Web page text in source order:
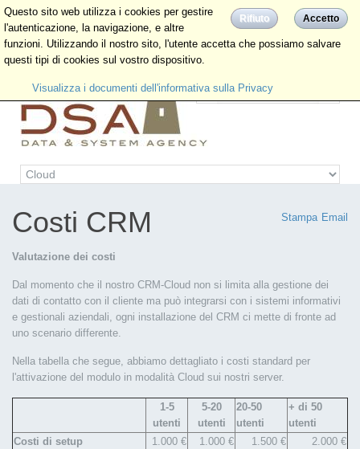
Email
Stampa
Costi CRM
Valutazione dei costi
Dal momento che il nostro CRM-Cloud non si limita alla gestione dei
dati di contatto con il cliente ma può integrarsi con i sistemi informativi
e gestionali aziendali, ogni installazione del CRM ci mette di fronte ad
uno scenario differente.
Nella tabella che segue, abbiamo dettagliato i costi standard per
l'attivazione del modulo in modalità Cloud sui nostri server.
1-5
utenti
5-20
utenti
20-50
utenti
+ di 50
utenti
Costi di setup
1.000 € 1.000 € 1.500 €
2.000 €
Accetto
Rifiuto
Questo sito web utilizza i cookies per gestire
l'autenticazione, la navigazione, e altre
funzioni. Utilizzando il nostro sito, l'utente accetta che possiamo salvare
questi tipi di cookies sul vostro dispositivo.
Visualizza i documenti dell'informativa sulla Privacy